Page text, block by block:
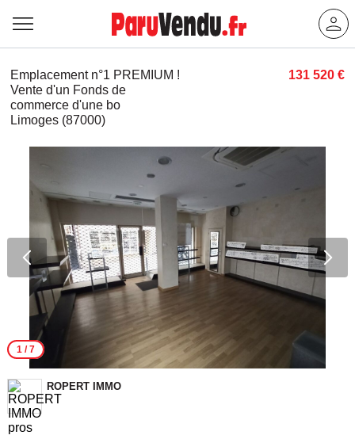
Emplacement n°1 PREMIUM !
Vente d'un Fonds de
commerce d'une bo
Limoges (87000)
131 520 €
1/ 7
ROPERT IMMO